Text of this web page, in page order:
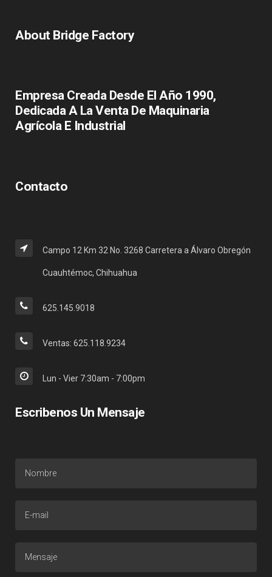
About Bridge Factory
Empresa Creada Desde El Año 1990,
Dedicada A La Venta De Maquinaria
Agrícola E Industrial
Contacto
Campo 12 Km 32 No. 3268 Carretera a Álvaro Obregón
Cuauhtémoc, Chihuahua
625.145.9018
Ventas: 625.118.9234
Lun - Vier 7:30am - 7:00pm
Escribenos Un Mensaje